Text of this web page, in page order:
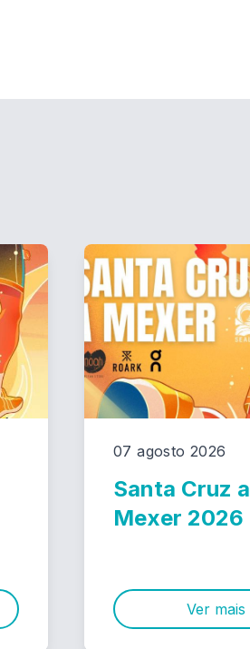
07 agosto 2026
Santa Cruz a
Mexer 2026
Ver mais